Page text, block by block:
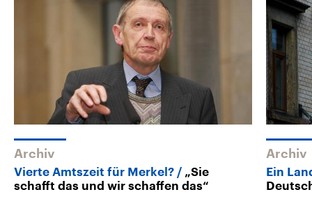
Archiv
Vierte Amtszeit für Merkel?
„Sie
schafft das und wir schaffen das“
Archiv
Ein